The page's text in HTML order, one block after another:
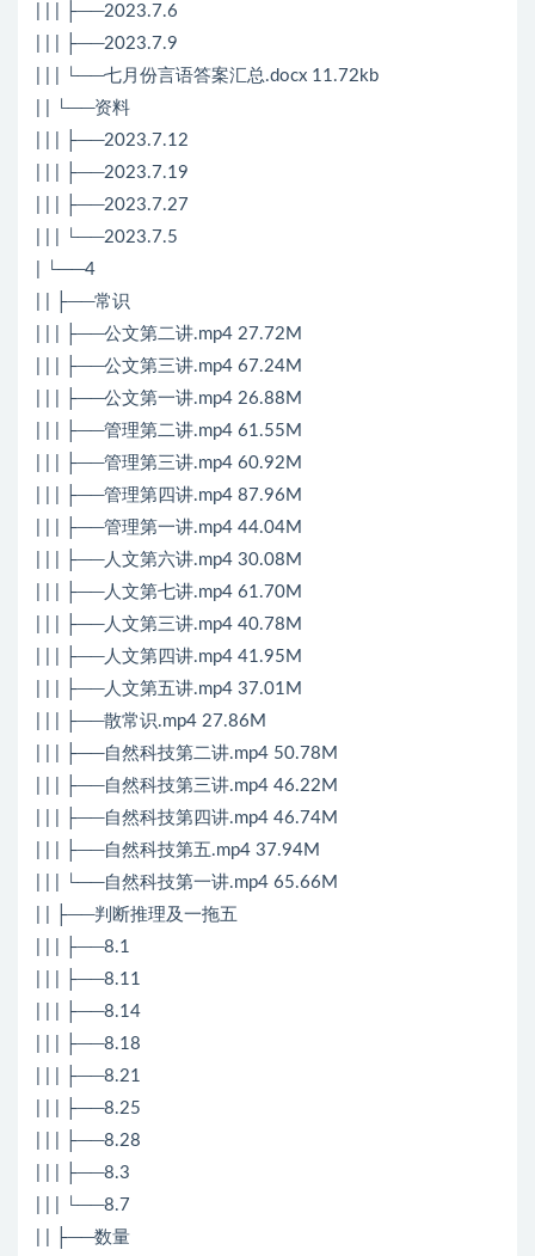
| | | ├──2023.7.6
| | | ├──2023.7.9
| | | └──七月份言语答案汇总.docx 11.72kb
| | └──资料
| | | ├──2023.7.12
| | | ├──2023.7.19
| | | ├──2023.7.27
| | | └──2023.7.5
| └──4
| | ├──常识
| | | ├──公文第二讲.mp4 27.72M
| | | ├──公文第三讲.mp4 67.24M
| | | ├──公文第一讲.mp4 26.88M
| | | ├──管理第二讲.mp4 61.55M
| | | ├──管理第三讲.mp4 60.92M
| | | ├──管理第四讲.mp4 87.96M
| | | ├──管理第一讲.mp4 44.04M
| | | ├──人文第六讲.mp4 30.08M
| | | ├──人文第七讲.mp4 61.70M
| | | ├──人文第三讲.mp4 40.78M
| | | ├──人文第四讲.mp4 41.95M
| | | ├──人文第五讲.mp4 37.01M
| | | ├──散常识.mp4 27.86M
| | | ├──自然科技第二讲.mp4 50.78M
| | | ├──自然科技第三讲.mp4 46.22M
| | | ├──自然科技第四讲.mp4 46.74M
| | | ├──自然科技第五.mp4 37.94M
| | | └──自然科技第一讲.mp4 65.66M
| | ├──判断推理及一拖五
| | | ├──8.1
| | | ├──8.11
| | | ├──8.14
| | | ├──8.18
| | | ├──8.21
| | | ├──8.25
| | | ├──8.28
| | | ├──8.3
| | | └──8.7
| | ├──数量